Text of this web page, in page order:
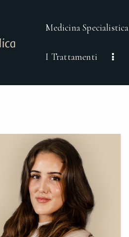
Medicina Specialistica
I Trattamenti